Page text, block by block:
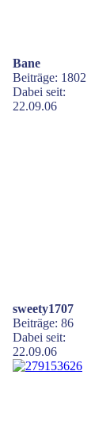
Bane
Beiträge: 1802
Dabei seit:
22.09.06
sweety1707
Beiträge: 86
Dabei seit:
22.09.06